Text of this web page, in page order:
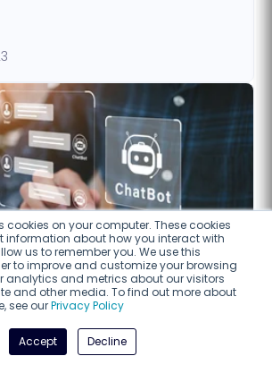
cookies on your computer. These cookies
information about how you interact with
us to remember you. We use this
to improve and customize your browsing
analytics and metrics about our visitors
and other media. To find out more about
see ourPrivacy Policy
Accept Decline